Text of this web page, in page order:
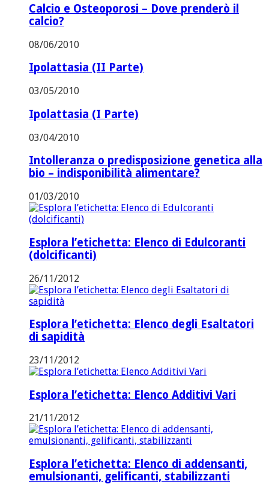
Calcio e Osteoporosi – Dove prenderò il
calcio?
08/06/2010
Ipolattasia (II Parte)
03/05/2010
Ipolattasia (I Parte)
03/04/2010
Intolleranza o predisposizione genetica alla
bio – indisponibilità alimentare?
01/03/2010
Esplora l’etichetta: Elenco di Edulcoranti
(dolcificanti)
26/11/2012
Esplora l’etichetta: Elenco degli Esaltatori
di sapidità
23/11/2012
Esplora l’etichetta: Elenco Additivi Vari
21/11/2012
Esplora l’etichetta: Elenco di addensanti,
emulsionanti, gelificanti, stabilizzanti